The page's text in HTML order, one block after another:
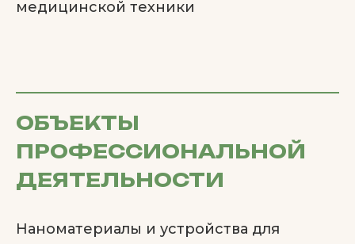
медицинской техники
ОБЪЕКТЫ
ПРОФЕССИОНАЛЬНОЙ
ДЕЯТЕЛЬНОСТИ
Наноматериалы и устройства для